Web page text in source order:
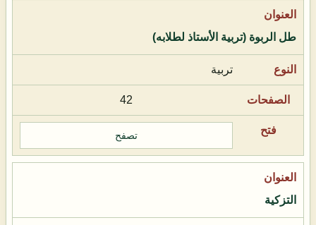
طل الربوة (تربية الأستاذ لطلابه)
تربية
42
تصفح
التزكية